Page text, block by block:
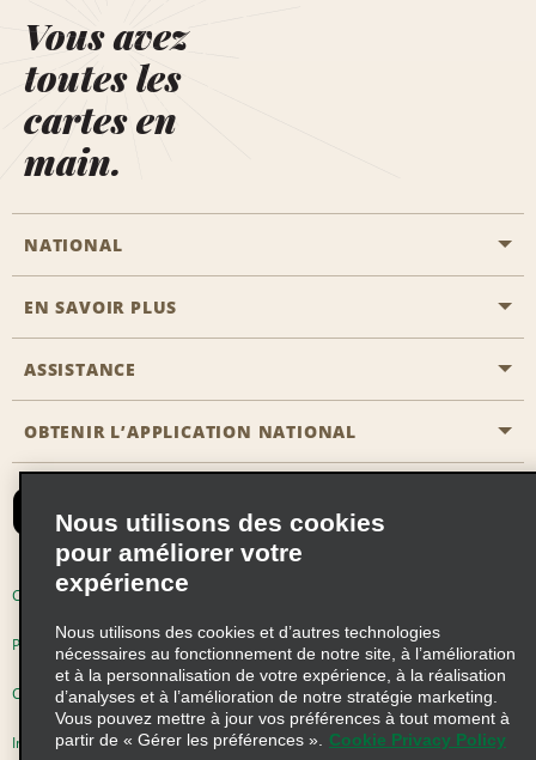
Vous avez
toutes les
cartes en
main.
NATIONAL
Passer une réservation
Solutions pour les professionnels
EN SAVOIR PLUS
Carrière
ASSISTANCE
Accessibilité
Nous contacter
Recevoir des offres par email
OBTENIR L’APPLICATION NATIONAL
Conditions d’utilisation
Politique d’utilisation des cookies
Choix de confidentialité
Information précontractuelle
Nous utilisons des cookies
pour améliorer votre
expérience
Nous utilisons des cookies et d’autres technologies
nécessaires au fonctionnement de notre site, à l’amélioration
et à la personnalisation de votre expérience, à la réalisation
d’analyses et à l’amélioration de notre stratégie marketing.
Vous pouvez mettre à jour vos préférences à tout moment à
partir de « Gérer les préférences ».
Cookie Privacy Policy